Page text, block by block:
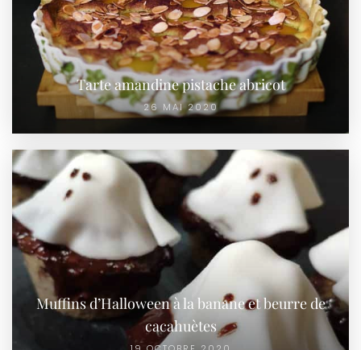
Tarte amandine pistache abricot
26 MAI 2020
Muffins d’Halloween à la banane et beurre de
cacahuètes